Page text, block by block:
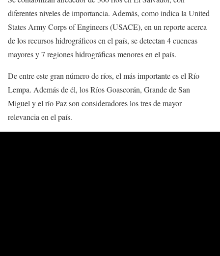
diferentes niveles de importancia. Además, como indica la United
States Army Corps of Engineers (USACE), en un reporte acerca
de los recursos hidrográficos en el país, se detectan 4 cuencas
mayores y 7 regiones hidrográficas menores en el país.
De entre este gran número de ríos, el más importante es el Río
Lempa. Además de él, los Ríos Goascorán, Grande de San
Miguel y el río Paz son consideradores los tres de mayor
relevancia en el país.